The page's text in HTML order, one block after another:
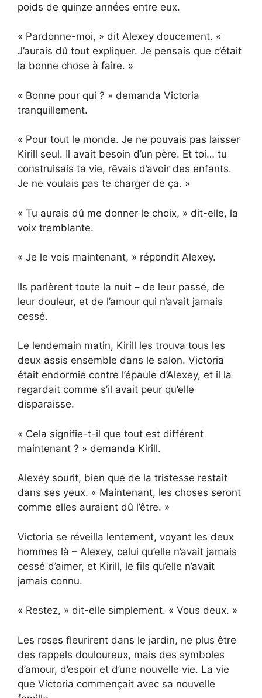
poids de quinze années entre eux.
« Pardonne-moi, » dit Alexey doucement. «
J’aurais dû tout expliquer. Je pensais que c’était
la bonne chose à faire. »
« Bonne pour qui ? » demanda Victoria
tranquillement.
« Pour tout le monde. Je ne pouvais pas laisser
Kirill seul. Il avait besoin d’un père. Et toi… tu
construisais ta vie, rêvais d’avoir des enfants.
Je ne voulais pas te charger de ça. »
« Tu aurais dû me donner le choix, » dit-elle, la
voix tremblante.
« Je le vois maintenant, » répondit Alexey.
Ils parlèrent toute la nuit – de leur passé, de
leur douleur, et de l’amour qui n’avait jamais
cessé.
Le lendemain matin, Kirill les trouva tous les
deux assis ensemble dans le salon. Victoria
était endormie contre l’épaule d’Alexey, et il la
regardait comme s’il avait peur qu’elle
disparaisse.
« Cela signifie-t-il que tout est différent
maintenant ? » demanda Kirill.
Alexey sourit, bien que de la tristesse restait
dans ses yeux. « Maintenant, les choses seront
comme elles auraient dû l’être. »
Victoria se réveilla lentement, voyant les deux
hommes là – Alexey, celui qu’elle n’avait jamais
cessé d’aimer, et Kirill, le fils qu’elle n’avait
jamais connu.
« Restez, » dit-elle simplement. « Vous deux. »
Les roses fleurirent dans le jardin, ne plus être
des rappels douloureux, mais des symboles
d’amour, d’espoir et d’une nouvelle vie. La vie
que Victoria commençait avec sa nouvelle